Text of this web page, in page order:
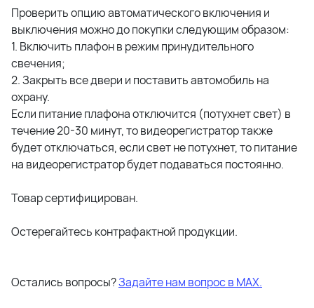
Проверить опцию автоматического включения и
выключения можно до покупки следующим образом:
1. Включить плафон в режим принудительного
свечения;
2. Закрыть все двери и поставить автомобиль на
охрану.
Если питание плафона отключится (потухнет свет) в
течение 20-30 минут, то видеорегистратор также
будет отключаться, если свет не потухнет, то питание
на видеорегистратор будет подаваться постоянно.
Товар сертифицирован.
Остерегайтесь контрафактной продукции.
Остались вопросы?Задайте нам вопрос в МАХ.